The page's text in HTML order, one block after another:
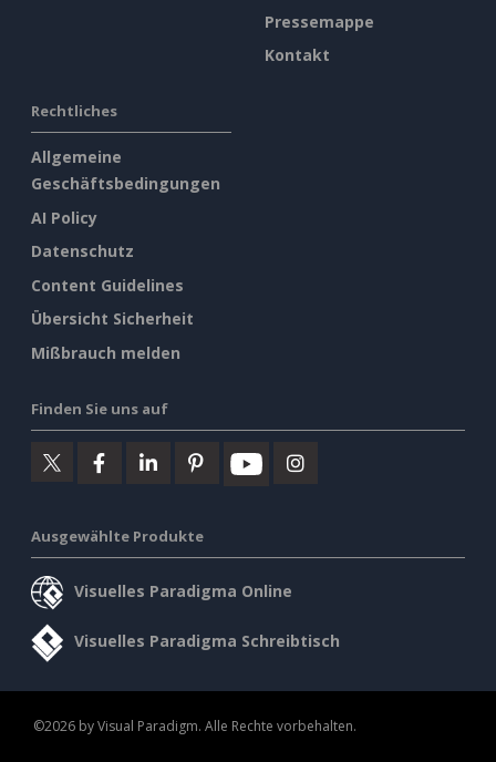
Pressemappe
Kontakt
Rechtliches
Allgemeine
Geschäftsbedingungen
AI Policy
Datenschutz
Content Guidelines
Übersicht Sicherheit
Mißbrauch melden
Finden Sie uns auf
Ausgewählte Produkte
Visuelles Paradigma Online
Visuelles Paradigma Schreibtisch
©2026 by Visual Paradigm. Alle Rechte vorbehalten.